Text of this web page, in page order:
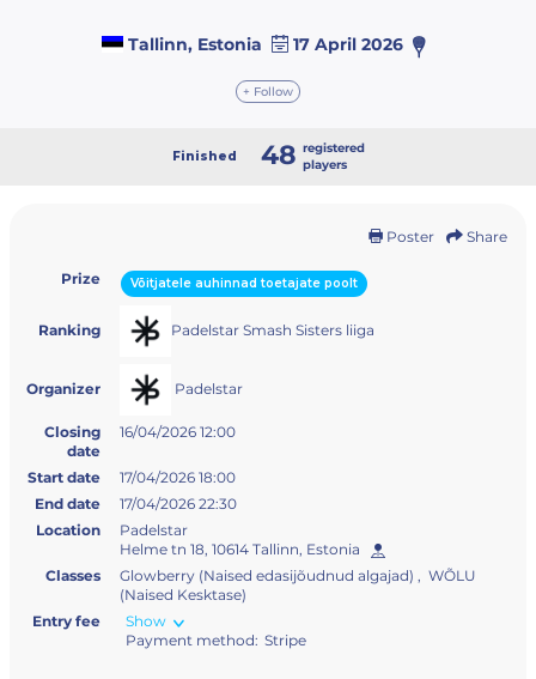
Tallinn, Estonia 17 April 2026
+ Follow
Finished 48 registered
players
Poster Share
Prize Võitjatele auhinnad toetajate poolt
Ranking Padelstar Smash Sisters liiga
Organizer Padelstar
Closing
date
16/04/2026 12:00
Start date
17/04/2026 18:00
End date
17/04/2026 22:30
Location
Padelstar
Helme tn 18, 10614 Tallinn, Estonia
Classes
Glowberry (Naised edasijõudnud algajad) , WÕLU
(Naised Kesktase)
Entry fee
Show
Payment method: Stripe